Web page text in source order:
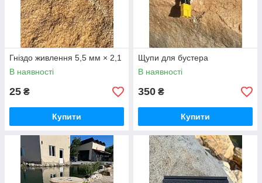
Гніздо живлення 5,5 мм × 2,1
В наявності
25 ₴
Купити
Щупи для бустера
В наявності
350 ₴
Купити